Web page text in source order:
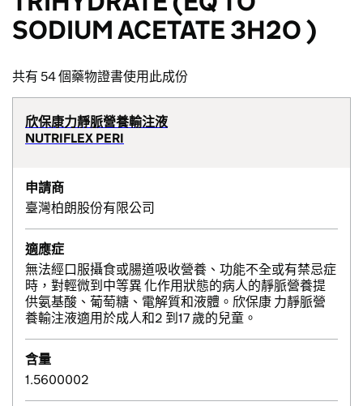
SODIUM ACETATE 3H2O )
共有 54 個藥物證書使用此成份
欣保康力靜脈營養輸注液
NUTRIFLEX PERI
申請商
臺灣柏朗股份有限公司
適應症
無法經口服攝食或腸道吸收營養、功能不全或有禁忌症
時，對輕微到中等異 化作用狀態的病人的靜脈營養提
供氨基酸、葡萄糖、電解質和液體。欣保康 力靜脈營
養輸注液適用於成人和2 到17 歲的兒童。
含量
1.5600002